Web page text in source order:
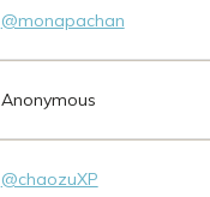
@monapachan
Anonymous
@chaozuXP